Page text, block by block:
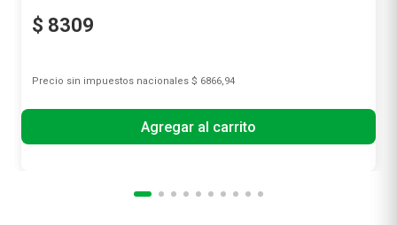
$ 8309
Precio sin impuestos nacionales $ 6866,94
Agregar al carrito